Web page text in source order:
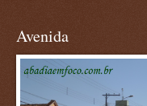
Avenida